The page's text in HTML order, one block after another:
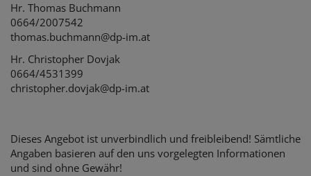
Hr. Thomas Buchmann
0664/2007542
thomas.buchmann@dp-im.at
Hr. Christopher Dovjak
0664/4531399
christopher.dovjak@dp-im.at
Dieses Angebot ist unverbindlich und freibleibend! Sämtliche
Angaben basieren auf den uns vorgelegten Informationen
und sind ohne Gewähr!